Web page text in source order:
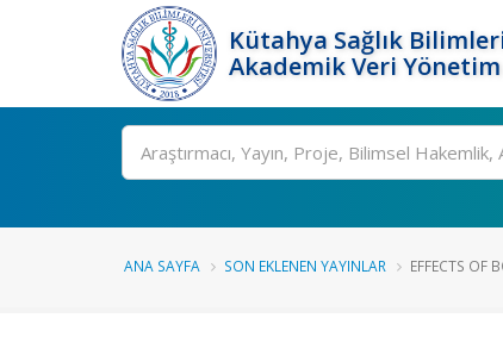
Kütahya Sağlık
Akademik Veri
Ara
ANA SAYFA SON EKLENEN YAYINLAR EFFECTS OF